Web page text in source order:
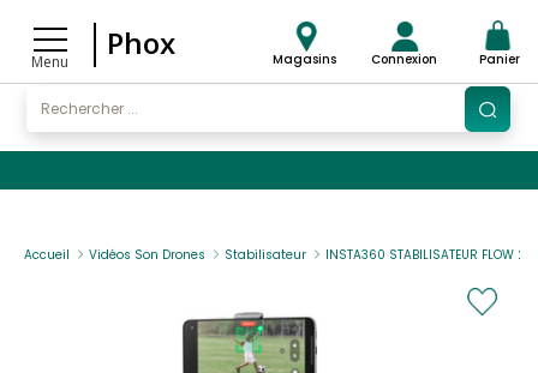
Menu
Phox Magasins Connexion Panier
Accueil Vidéos Son Drones Stabilisateur INSTA360 STABILISATEUR FLOW 2